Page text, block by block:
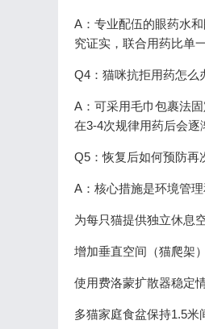
A：专业配伍的眼药水
究证实，联合用药比单
Q4：猫咪抗拒用药怎么
A：可采用毛巾包裹法
在3-4次规律用药后会逐
Q5：恢复后如何预防再
A：核心措施是环境管
为每只猫提供独立休息
增加垂直空间（猫爬架
使用费洛蒙扩散器稳定
多猫家庭食盆保持1.5米